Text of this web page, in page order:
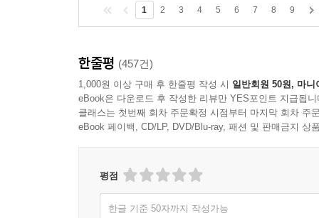
1 2 3 4 5 6 7 8 9
한줄평 (457건)
1,000원 이상 구매 후 한줄평 작성 시 일반회원 50원, 마니
eBook은 다운로드 후 작성한 리뷰만 YES포인트 지급됩니
클래스는 첫번째 회차 주문확정 시점부터 마지막 회차 주
eBook 페이백, CD/LP, DVD/Blu-ray, 패션 및 판매금지 상
평점
한글 기준 50자까지 작성가능